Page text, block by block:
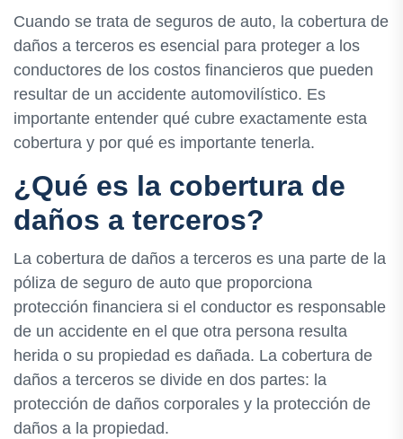
Cuando se trata de seguros de auto, la cobertura de
daños a terceros es esencial para proteger a los
conductores de los costos financieros que pueden
resultar de un accidente automovilístico. Es
importante entender qué cubre exactamente esta
cobertura y por qué es importante tenerla.
¿Qué es la cobertura de
daños a terceros?
La cobertura de daños a terceros es una parte de la
póliza de seguro de auto que proporciona
protección financiera si el conductor es responsable
de un accidente en el que otra persona resulta
herida o su propiedad es dañada. La cobertura de
daños a terceros se divide en dos partes: la
protección de daños corporales y la protección de
daños a la propiedad.